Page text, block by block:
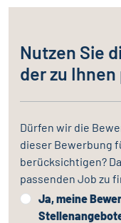
Nutzen Sie
der zu Ihnen
Dürfen wir die
dieser Bewerbung
berücksichtigen?
passenden Job zu
Ja, meine